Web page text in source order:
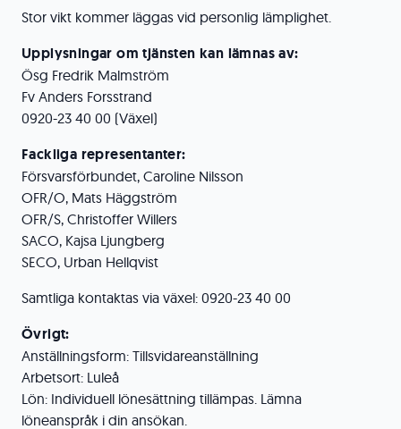
Stor vikt kommer läggas vid personlig lämplighet.
Upplysningar om tjänsten kan lämnas av:
Ösg Fredrik Malmström
Fv Anders Forsstrand
0920-23 40 00 (Växel)
Fackliga representanter:
Försvarsförbundet, Caroline Nilsson
OFR/O, Mats Häggström
OFR/S, Christoffer Willers
SACO, Kajsa Ljungberg
SECO, Urban Hellqvist
Samtliga kontaktas via växel: 0920-23 40 00
Övrigt:
Anställningsform: Tillsvidareanställning
Arbetsort: Luleå
Lön: Individuell lönesättning tillämpas. Lämna
löneanspråk i din ansökan.